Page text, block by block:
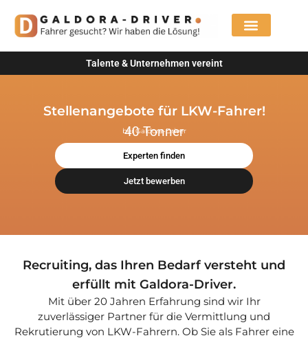
Talente & Unternehmen vereint
Stellenangebote für LKW-Fahrer!
40 Tonner
bei Galdora-Driver
Experten finden
Jetzt bewerben
Recruiting, das Ihren Bedarf versteht und
erfüllt mit Galdora-Driver.
Mit über 20 Jahren Erfahrung sind wir Ihr
zuverlässiger Partner für die Vermittlung und
Rekrutierung von LKW-Fahrern. Ob Sie als Fahrer eine